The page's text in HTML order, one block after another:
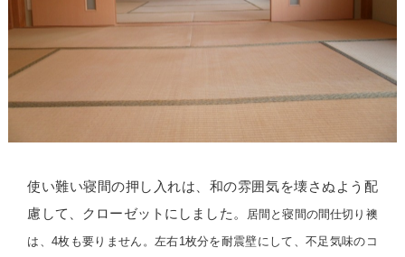
使い難い寝間の押し入れは、和の雰囲気を壊さぬよう配
慮して、クローゼットにしました。
居間と寝間の間仕切り襖
は、4枚も要りません。左右1枚分を耐震壁にして、不足気味のコ